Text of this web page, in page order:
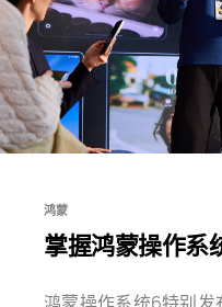
鸿蒙
掌握鸿蒙操作系